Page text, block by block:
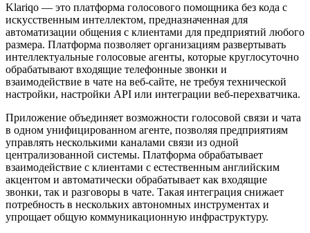
Klariqo — это платформа голосового помощника без кода с
искусственным интеллектом, предназначенная для
автоматизации общения с клиентами для предприятий любого
размера. Платформа позволяет организациям развертывать
интеллектуальные голосовые агенты, которые круглосуточно
обрабатывают входящие телефонные звонки и
взаимодействие в чате на веб-сайте, не требуя технической
настройки, настройки API или интеграции веб-перехватчика.
Приложение объединяет возможности голосовой связи и чата
в одном унифицированном агенте, позволяя предприятиям
управлять несколькими каналами связи из одной
централизованной системы. Платформа обрабатывает
взаимодействие с клиентами с естественным английским
акцентом и автоматически обрабатывает как входящие
звонки, так и разговоры в чате. Такая интеграция снижает
потребность в нескольких автономных инструментах и ​​
упрощает общую коммуникационную инфраструктуру.